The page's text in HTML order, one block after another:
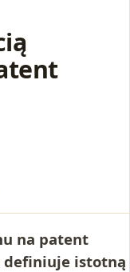
na patent
definiuje istotną